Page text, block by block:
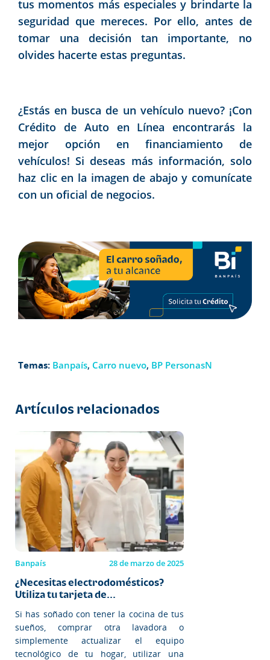
tus momentos más especiales y brindarte la
seguridad que mereces. Por ello, antes de
tomar una decisión tan importante, no
olvides hacerte estas preguntas.
¿Estás en busca de un vehículo nuevo? ¡Con
Crédito de Auto en Línea encontrarás la
mejor opción en financiamiento de
vehículos! Si deseas más información, solo
haz clic en la imagen de abajo y comunícate
con un oficial de negocios.
Temas: Banpaís, Carro nuevo, BP PersonasN
Artículos relacionados
Banpaís 28 de marzo de 2025
¿Necesitas electrodomésticos?
Utiliza tu tarjeta de...
Si has soñado con tener la cocina de tus
sueños, comprar otra lavadora o
simplemente actualizar el equipo
tecnológico de tu hogar, utilizar una